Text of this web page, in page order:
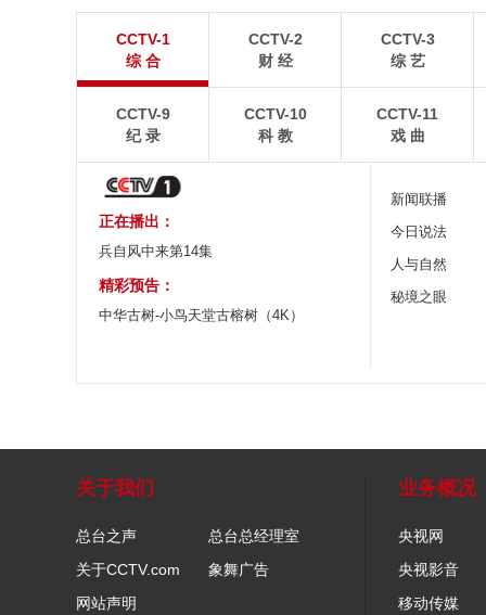
炎炎夏日，暑期旅游热度持续攀升。人们亲近山水，
拥抱自然，在旅途中放松身心、增长见识。
8月6日，重庆梁平星
CCTV-1
综 合
CCTV-2
财 经
CCTV-3
综 艺
CCTV-9
纪 录
CCTV-10
科 教
CCTV-11
戏 曲
正在播出：
兵自风中来第14集
精彩预告：
中华古树-小鸟天堂古榕树（4K）
新闻联播
今日说法
人与自然
秘境之眼
关于我们
总台之声
总台总经理室
关于CCTV.com
象舞广告
网站声明
业务概况
央视网
央视影音
移动传媒